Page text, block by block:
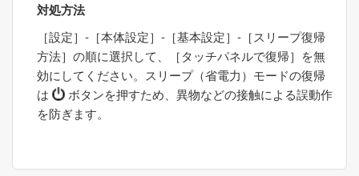
対処方法
［設定］-［本体設定］-［基本設定］-［スリープ復帰
方法］の順に選択して、［タッチパネルで復帰］を無
効にしてください。スリープ（省電力）モードの復帰
は
ボタンを押すため、異物などの接触による誤動作
を防ぎます。